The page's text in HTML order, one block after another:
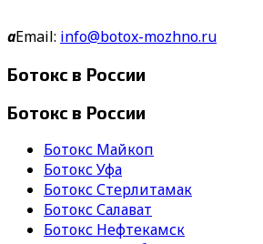
aEmail: info@botox-mozhno.ru
Ботокс в России
Ботокс в России
Ботокс Майкоп
Ботокс Уфа
Ботокс Стерлитамак
Ботокс Салават
Ботокс Нефтекамск